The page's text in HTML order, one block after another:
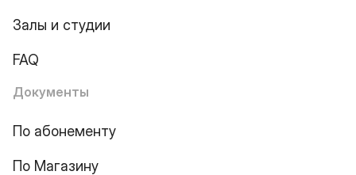
Залы и студии
FAQ
Документы
По абонементу
По Магазину